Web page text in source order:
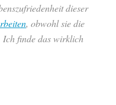
dieser
, obwohl sie die
Ich finde das wirklich